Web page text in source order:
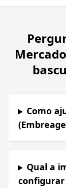
Como
Qual a
configurar